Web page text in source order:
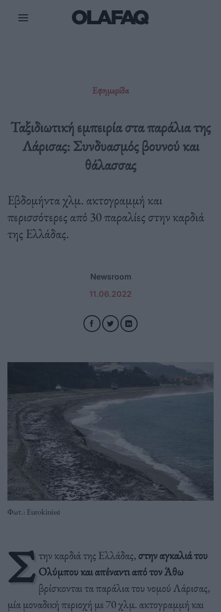
Εφημερίδα
Ταξιδιωτική εμπειρία στα παράλια της
Λάρισας: Συνδυασμός βουνού και
θάλασσας
Εβδομήντα χλμ. ακτογραμμή και
περισσότερες από 30 παραλίες στην καρδιά
της Ελλάδας.
Newsroom
11.06.2022
Φωτ.: Eurokinissi
Σ την καρδιά της Ελλάδας, στην αγκαλιά του
Ολύμπου και απέναντι από τον Άθω
βρίσκονται τα παράλια του νομού Λάρισας,
μία μοναδική περιοχή με 70 χλμ. ακτογραμμή και